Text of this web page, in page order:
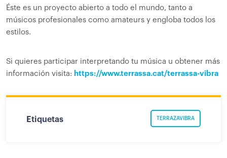
Éste es un proyecto abierto a todo el mundo, tanto a
músicos profesionales como amateurs y engloba todos los
estilos.
Si quieres participar interpretando tu música u obtener más
información visita: https://www.terrassa.cat/terrassa-vibra
Etiquetas TERRAZAVIBRA